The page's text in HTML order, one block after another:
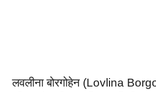
लवलीना बोरगोहेन (Lovlina